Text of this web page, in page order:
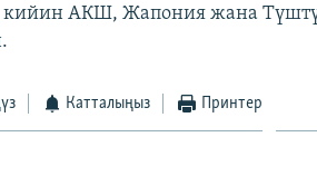
кийин АКШ, Жапония жана
Катталыңыз Принтер